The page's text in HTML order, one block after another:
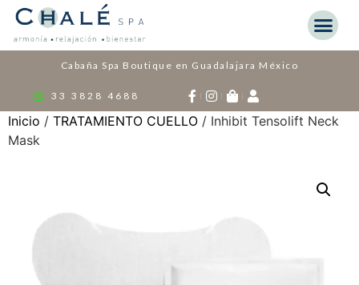
Cabaña Spa Boutique en Guadalajara México
33 3828 4688
Inicio / TRATAMIENTO CUELLO / Inhibit Tensolift Neck
Mask